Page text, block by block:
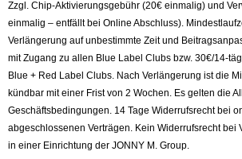
Zzgl. Chip-Aktivierungsgebühr (20€ einmalig) und
einmalig – entfällt bei Online Abschluss).
Verlängerung auf unbestimmte Zeit und
mit Zugang zu allen Blue Label Clubs bzw. 30€/14-
Blue + Red Label Clubs. Nach Verlängerung ist die
kündbar mit einer Frist von 2 Wochen. Es gelten die
Geschäftsbedingungen. 14 Tage Widerrufsrecht bei
abgeschlossenen Verträgen. Kein Widerrufsrecht bei
in einer Einrichtung der JONNY M. Group.